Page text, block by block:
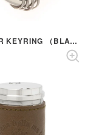
CARABINER KEYRING （BLACK）